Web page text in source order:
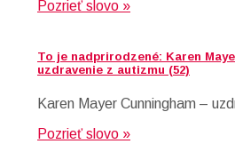
Pozrieť slovo »
To je nadprirodzené: Karen
uzdravenie z autizmu (52)
Karen Mayer Cunningham –
Pozrieť slovo »